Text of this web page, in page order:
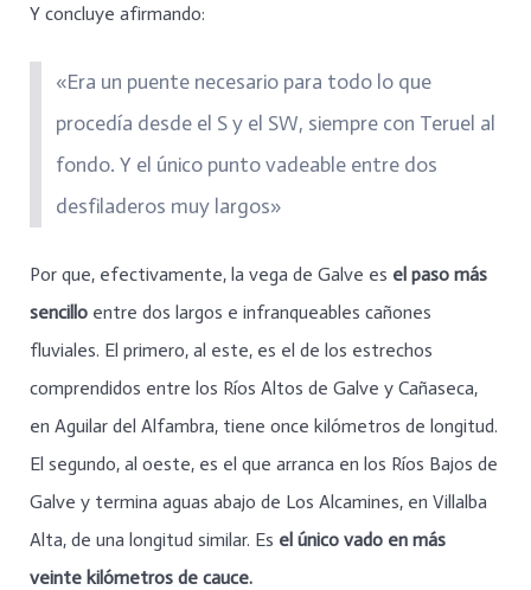
Y concluye afirmando:
«Era un puente necesario para todo lo que
procedía desde el S y el SW, siempre con Teruel al
fondo. Y el único punto vadeable entre dos
desfiladeros muy largos»
Por que, efectivamente, la vega de Galve es el paso más
sencillo entre dos largos e infranqueables cañones
fluviales. El primero, al este, es el de los estrechos
comprendidos entre los Ríos Altos de Galve y Cañaseca,
en Aguilar del Alfambra, tiene once kilómetros de longitud.
El segundo, al oeste, es el que arranca en los Ríos Bajos de
Galve y termina aguas abajo de Los Alcamines, en Villalba
Alta, de una longitud similar. Es el único vado en más
veinte kilómetros de cauce.